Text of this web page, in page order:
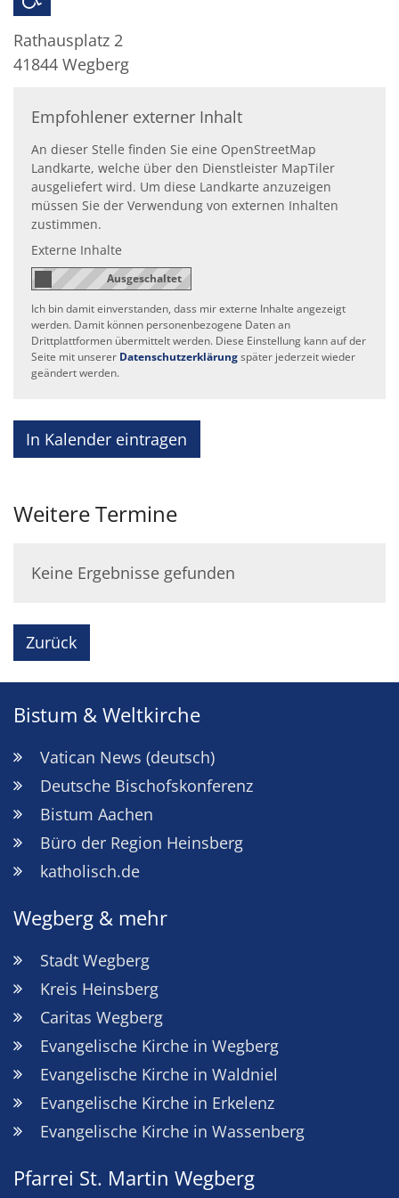
Rathausplatz 2
41844 Wegberg
Empfohlener externer Inhalt
An dieser Stelle finden Sie eine OpenStreetMap
Landkarte, welche über den Dienstleister MapTiler
ausgeliefert wird. Um diese Landkarte anzuzeigen
müssen Sie der Verwendung von externen Inhalten
zustimmen.
Externe Inhalte
Ich bin damit einverstanden, dass mir externe Inhalte angezeigt
werden. Damit können personenbezogene Daten an
Drittplattformen übermittelt werden. Diese Einstellung kann auf der
Seite mit unserer Datenschutzerklärungspäter jederzeit wieder
geändert werden.
In Kalender eintragen
Weitere Termine
Keine Ergebnisse gefunden
Zurück
Bistum & Weltkirche
Vatican News (deutsch)
Deutsche Bischofskonferenz
Bistum Aachen
Büro der Region Heinsberg
katholisch.de
Wegberg & mehr
Stadt Wegberg
Kreis Heinsberg
Caritas Wegberg
Evangelische Kirche in Wegberg
Evangelische Kirche in Waldniel
Evangelische Kirche in Erkelenz
Evangelische Kirche in Wassenberg
Pfarrei St. Martin Wegberg